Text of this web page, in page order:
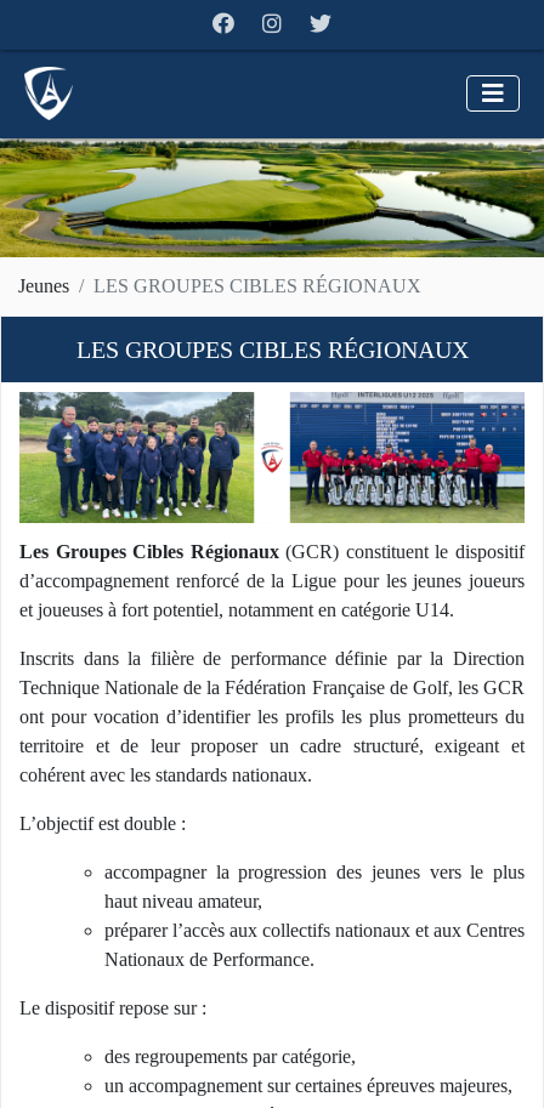
Jeunes LES GROUPES CIBLES RÉGIONAUX
LES GROUPES CIBLES RÉGIONAUX
Les Groupes Cibles Régionaux(GCR) constituent le dispositif
d’accompagnement renforcé de la Ligue pour les jeunes joueurs
et joueuses à fort potentiel, notamment en catégorie U14.
Inscrits dans la filière de performance définie par la Direction
Technique Nationale de la Fédération Française de Golf, les GCR
ont pour vocation d’identifier les profils les plus prometteurs du
territoire et de leur proposer un cadre structuré, exigeant et
cohérent avec les standards nationaux.
L’objectif est double :
accompagner la progression des jeunes vers le plus
haut niveau amateur,
préparer l’accès aux collectifs nationaux et aux Centres
Nationaux de Performance.
Le dispositif repose sur :
des regroupements par catégorie,
un accompagnement sur certaines épreuves majeures,